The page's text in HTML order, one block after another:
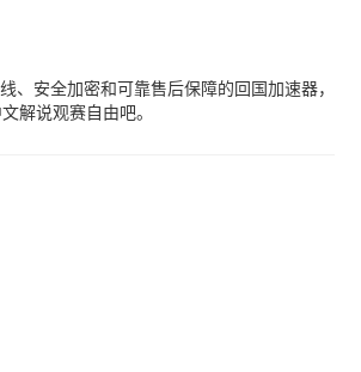
、安全加密和可靠售后保障的回国加速器，
解说观赛自由吧。